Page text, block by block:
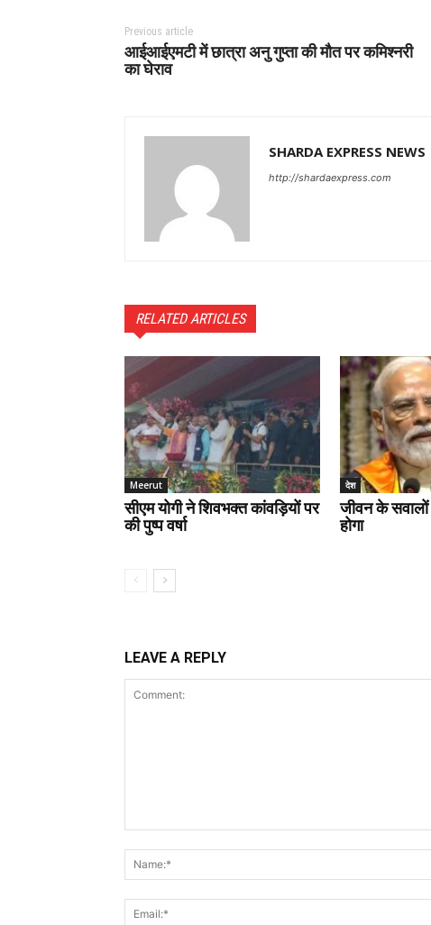
Previous article
आईआईएमटी में छात्रा अनु गुप्ता की मौत पर कमिश्नरी
का घेराव
SHARDA EXPRESS NEWS
http://shardaexpress.com
RELATED ARTICLES
Meerut
सीएम योगी ने शिवभक्त कांवड़ियों पर
की पुष्प वर्षा
देश
जीवन के
होगा
LEAVE A REPLY